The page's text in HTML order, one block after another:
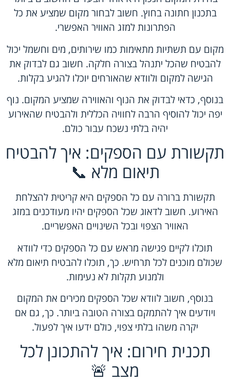
בתכנון חתונה בחוץ. חשוב לבחור מקום שמציע את כל
הפתרונות למזג האוויר האפשרי.
מקום עם תשתיות מתאימות כמו שירותים, מים וחשמל יכול
להבטיח שהכל יתנהל בצורה חלקה. חשוב גם לבדוק את
הגישה למקום ולוודא שהאורחים יוכלו להגיע בקלות.
בנוסף, כדאי לבדוק את הנוף והאווירה שמציע המקום. נוף
יפה יכול להוסיף הרבה לחוויה הכללית ולהבטיח שהאירוע
יהיה בלתי נשכח עבור כולם.
תקשורת עם הספקים: איך להבטיח
תיאום מלא 📞
תקשורת ברורה עם כל הספקים היא קריטית להצלחת
האירוע. חשוב לדאוג שכל הספקים יהיו מעודכנים במזג
האוויר הצפוי ובכל השינויים האפשריים.
תוכלו לקיים פגישה מראש עם כל הספקים כדי לוודא
שכולם מוכנים לכל תרחיש. כך, תוכלו להבטיח תיאום מלא
ולמנוע תקלות לא נעימות.
בנוסף, חשוב לוודא שכל הספקים מכירים את המקום
ויודעים איך להתמקם בצורה הטובה ביותר. כך, גם אם
יקרה משהו בלתי צפוי, כולם ידעו איך לפעול.
תכנית חירום: איך להתכונן לכל
מצב 🚨